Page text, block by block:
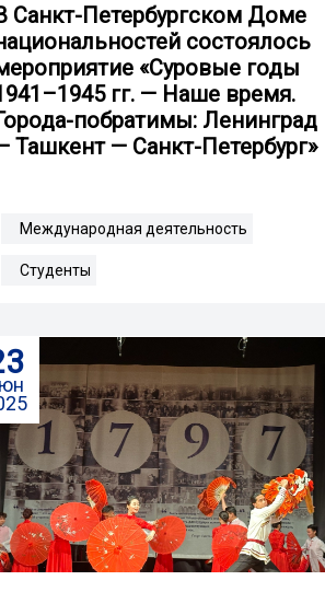
Санкт-Петербургском Доме
состоялось
«Суровые годы
гг. — Наше время.
побратимы: Ленинград
Ташкент — Санкт-Петербург»
Международная деятельность
Студенты